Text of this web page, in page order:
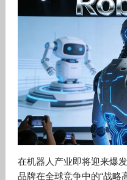
在机器人产业即将迎来爆
品牌在全球竞争中的“战略